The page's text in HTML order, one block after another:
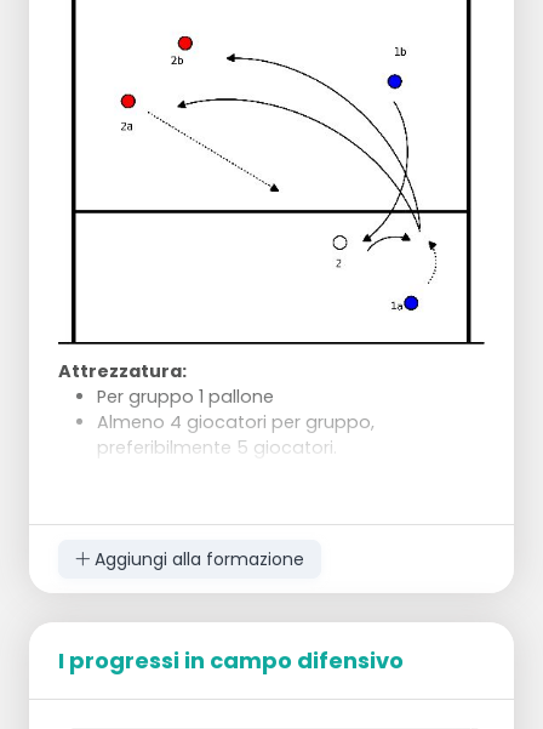
Ritorno verso la rete attraverso la scala
di velocità
Il giocatore rosso parte in diagonale verso
la linea di fondo.
Tuffo verso l'angolo del campo
Passo saltellante con ginocchia alte da
Movimento di plank laterale attraverso
Palla in attesa dei giocatori sotto la
rete e continuazione del giro del
Entrambi i giocatori si ricollegano dall'altro
lato del campo e iniziano un altro giro.
3 - 5 rotazioni.
Attrezzatura:
Per gruppo 1 pallone
Almeno 4 giocatori per gruppo,
preferibilmente 5 giocatori.
1b gioca la palla a SV.
1a entra in campo per difendere
successivamente.
1a attacca con calma verso 2a/b che
difendono.
Il giocatore che non difende corre verso la
rete.
Aggiungi alla formazione
I progressi in campo difensivo